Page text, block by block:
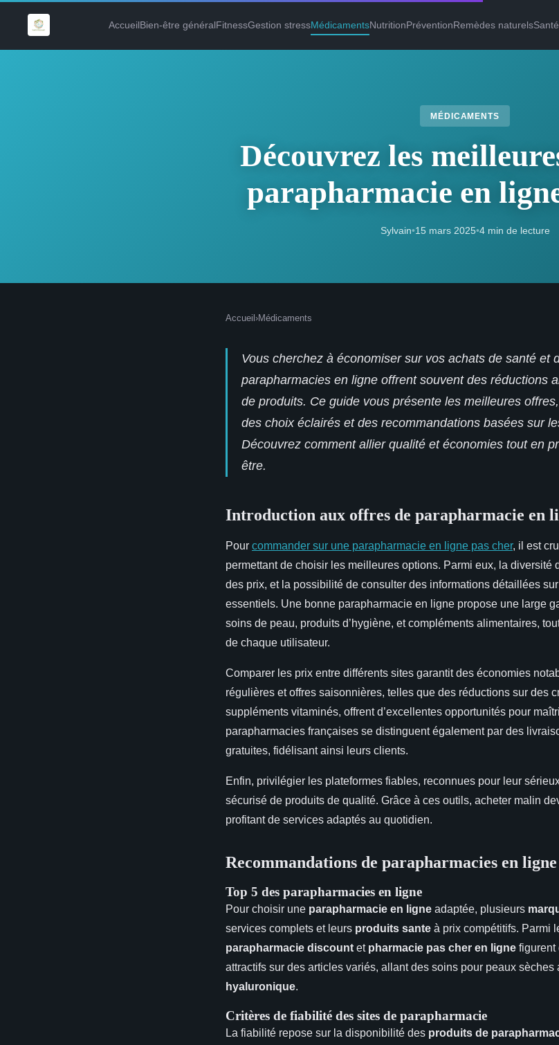
AccueilBien-être généralFitnessGestion stressMédicamentsNutritionPréventionRemèdes naturels
MÉDICAMENTS
Découvrez les
parapharmacie en
Sylvain•15 mars 2025•4 min de lecture
Accueil ›Médicaments
Vous cherchez à économiser sur vos achats de santé et
parapharmacies en ligne offrent souvent des réductions
de produits. Ce guide vous présente les meilleures
des choix éclairés et des recommandations basées sur
Découvrez comment allier qualité et économies tout en
être.
Introduction aux offres de parapharmacie en
Pour commander sur une parapharmacie en ligne pas cher, il est
permettant de choisir les meilleures options. Parmi eux, la diversité
des prix, et la possibilité de consulter des informations détaillées
essentiels. Une bonne parapharmacie en ligne propose une large
soins de peau, produits d’hygiène, et compléments alimentaires,
de chaque utilisateur.
Comparer les prix entre différents sites garantit des économies
régulières et offres saisonnières, telles que des réductions sur des
suppléments vitaminés, offrent d’excellentes opportunités pour
parapharmacies françaises se distinguent également par des
gratuites, fidélisant ainsi leurs clients.
Enfin, privilégier les plateformes fiables, reconnues pour leur
sécurisé de produits de qualité. Grâce à ces outils, acheter malin
profitant de services adaptés au quotidien.
Recommandations de parapharmacies en
Top 5 des parapharmacies en ligne
Pour choisir une parapharmacie en ligne adaptée, plusieurs
services complets et leurs produits sante à prix compétitifs. Parmi
parapharmacie discount et pharmacie pas cher en ligne figurent
attractifs sur des articles variés, allant des soins pour peaux sèches
hyaluronique.
Critères de fiabilité des sites de parapharmacie
La fiabilité repose sur la disponibilité des produits de